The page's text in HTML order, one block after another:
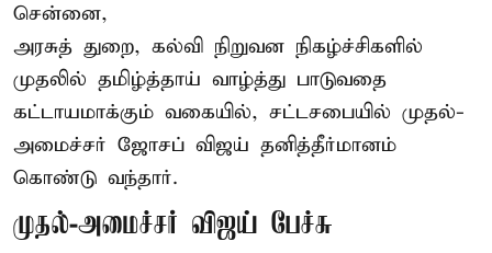
சென்னை,
அரசுத் துறை, கல்வி நிறுவன நிகழ்ச்சிகளில்
முதலில் தமிழ்த்தாய் வாழ்த்து பாடுவதை
கட்டாயமாக்கும் வகையில், சட்டசபையில் முதல்-
அமைச்சர் ஜோசப் விஜய் தனித்தீர்மானம்
கொண்டு வந்தார்.
முதல்-அமைச்சர் விஜய் பேச்சு